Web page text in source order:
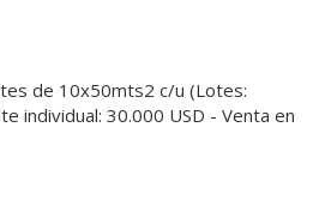
de 10x50mts2 c/u (Lotes:
individual: 30.000 USD - Venta en